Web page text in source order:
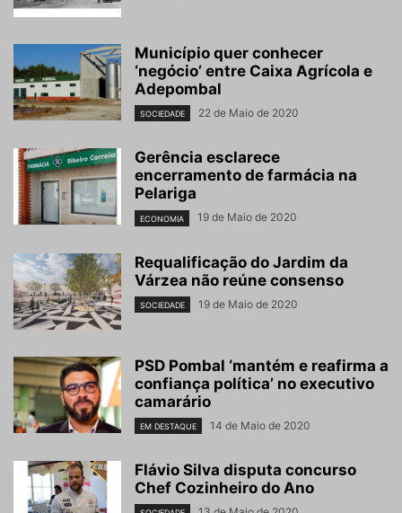
Município quer conhecer
‘negócio’ entre Caixa Agrícola e
Adepombal
SOCIEDADE 22 de Maio de 2020
Gerência esclarece
encerramento de farmácia na
Pelariga
ECONOMIA 19 de Maio de 2020
Requalificação do Jardim da
Várzea não reúne consenso
SOCIEDADE 19 de Maio de 2020
PSD Pombal ‘mantém e reafirma a
confiança política’ no executivo
camarário
EM DESTAQUE 14 de Maio de 2020
Flávio Silva disputa concurso
Chef Cozinheiro do Ano